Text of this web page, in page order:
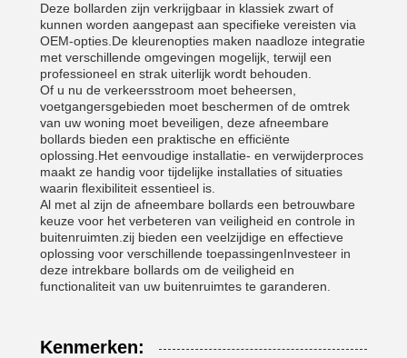
Deze bollarden zijn verkrijgbaar in klassiek zwart of
kunnen worden aangepast aan specifieke vereisten via
OEM-opties.De kleurenopties maken naadloze integratie
met verschillende omgevingen mogelijk, terwijl een
professioneel en strak uiterlijk wordt behouden.
Of u nu de verkeersstroom moet beheersen,
voetgangersgebieden moet beschermen of de omtrek
van uw woning moet beveiligen, deze afneembare
bollards bieden een praktische en efficiënte
oplossing.Het eenvoudige installatie- en verwijderproces
maakt ze handig voor tijdelijke installaties of situaties
waarin flexibiliteit essentieel is.
Al met al zijn de afneembare bollards een betrouwbare
keuze voor het verbeteren van veiligheid en controle in
buitenruimten.zij bieden een veelzijdige en effectieve
oplossing voor verschillende toepassingenInvesteer in
deze intrekbare bollards om de veiligheid en
functionaliteit van uw buitenruimtes te garanderen.
Kenmerken: